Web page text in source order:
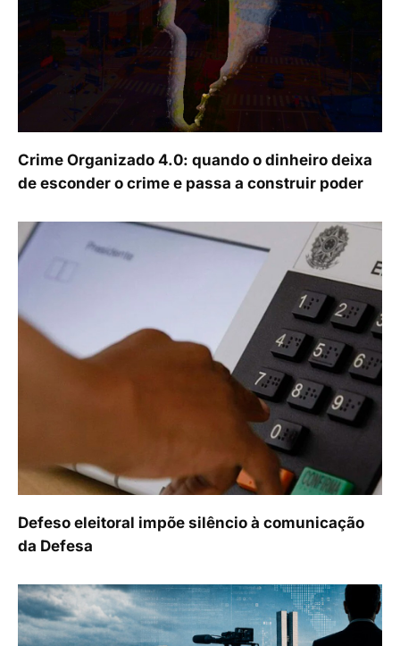
Crime Organizado 4.0: quando o dinheiro deixa
de esconder o crime e passa a construir poder
Defeso eleitoral impõe silêncio à comunicação
da Defesa